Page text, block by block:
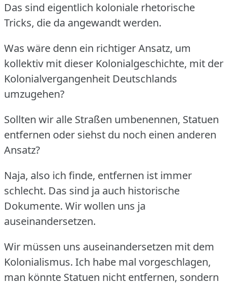
Das sind eigentlich koloniale rhetorische
Tricks, die da angewandt werden.
Was wäre denn ein richtiger Ansatz, um
kollektiv mit dieser Kolonialgeschichte, mit der
Kolonialvergangenheit Deutschlands
umzugehen?
Sollten wir alle Straßen umbenennen, Statuen
entfernen oder siehst du noch einen anderen
Ansatz?
Naja, also ich finde, entfernen ist immer
schlecht. Das sind ja auch historische
Dokumente. Wir wollen uns ja
auseinandersetzen.
Wir müssen uns auseinandersetzen mit dem
Kolonialismus. Ich habe mal vorgeschlagen,
man könnte Statuen nicht entfernen, sondern